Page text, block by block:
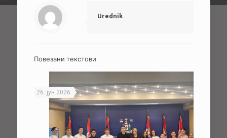
Urednik
Повезани текстови
26. јун 2026.